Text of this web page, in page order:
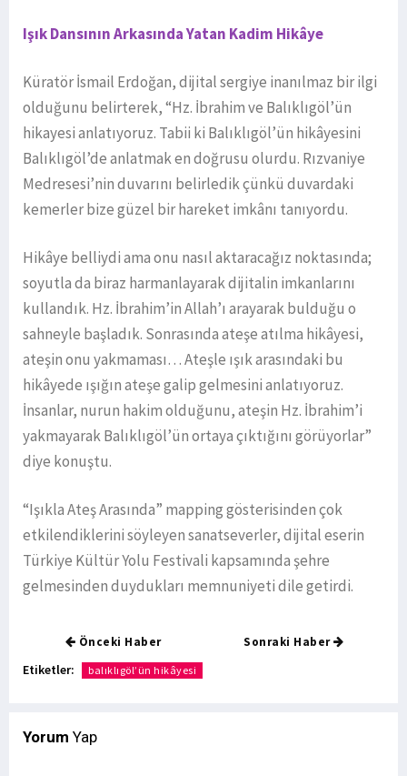
Işık Dansının Arkasında Yatan Kadim Hikâye
Küratör İsmail Erdoğan, dijital sergiye inanılmaz bir ilgi
olduğunu belirterek, “Hz. İbrahim ve Balıklıgöl’ün
hikayesi anlatıyoruz. Tabii ki Balıklıgöl’ün hikâyesini
Balıklıgöl’de anlatmak en doğrusu olurdu. Rızvaniye
Medresesi’nin duvarını belirledik çünkü duvardaki
kemerler bize güzel bir hareket imkânı tanıyordu.
Hikâye belliydi ama onu nasıl aktaracağız noktasında;
soyutla da biraz harmanlayarak dijitalin imkanlarını
kullandık. Hz. İbrahim’in Allah’ı arayarak bulduğu o
sahneyle başladık. Sonrasında ateşe atılma hikâyesi,
ateşin onu yakmaması… Ateşle ışık arasındaki bu
hikâyede ışığın ateşe galip gelmesini anlatıyoruz.
İnsanlar, nurun hakim olduğunu, ateşin Hz. İbrahim’i
yakmayarak Balıklıgöl’ün ortaya çıktığını görüyorlar”
diye konuştu.
“Işıkla Ateş Arasında” mapping gösterisinden çok
etkilendiklerini söyleyen sanatseverler, dijital eserin
Türkiye Kültür Yolu Festivali kapsamında şehre
gelmesinden duydukları memnuniyeti dile getirdi.
Önceki Haber Sonraki Haber
Etiketler: balıklıgöl’ün hikâyesi
Yorum Yap